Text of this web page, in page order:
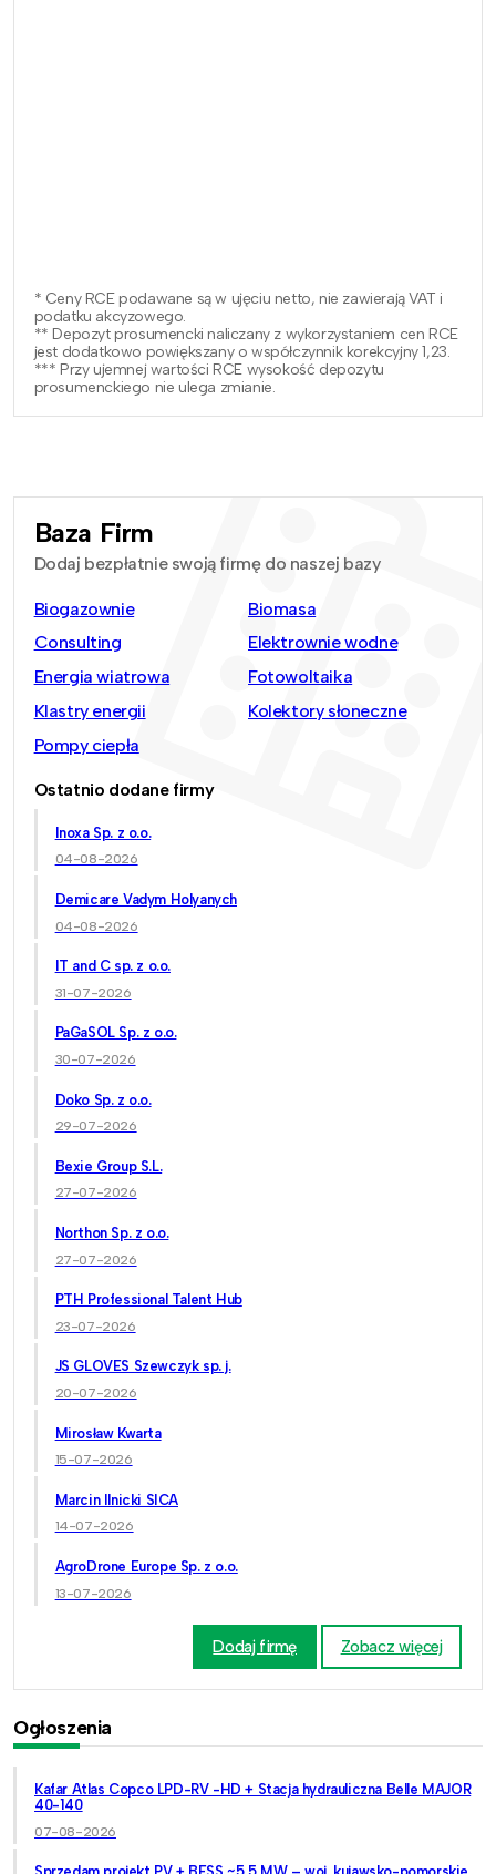
* Ceny RCE podawane są w ujęciu netto, nie zawierają VAT i
podatku akcyzowego.
** Depozyt prosumencki naliczany z wykorzystaniem cen RCE
jest dodatkowo powiększany o współczynnik korekcyjny 1,23.
*** Przy ujemnej wartości RCE wysokość depozytu
prosumenckiego nie ulega zmianie.
Baza Firm
Dodaj bezpłatnie swoją firmę do naszej bazy
Biogazownie
Biomasa
Consulting
Elektrownie wodne
Energia wiatrowa
Fotowoltaika
Klastry energii
Kolektory słoneczne
Pompy ciepła
Ostatnio dodane firmy
Inoxa Sp. z o.o.
04-08-2026
Demicare Vadym Holyanych
04-08-2026
IT and C sp. z o.o.
31-07-2026
PaGaSOL Sp. z o.o.
30-07-2026
Doko Sp. z o.o.
29-07-2026
Bexie Group S.L.
27-07-2026
Northon Sp. z o.o.
27-07-2026
PTH Professional Talent Hub
23-07-2026
JS GLOVES Szewczyk sp. j.
20-07-2026
Mirosław Kwarta
15-07-2026
Marcin Ilnicki SICA
14-07-2026
AgroDrone Europe Sp. z o.o.
13-07-2026
Dodaj firmę Zobacz więcej
Ogłoszenia
Kafar Atlas Copco LPD-RV -HD + Stacja hydrauliczna Belle MAJOR
40-140
07-08-2026